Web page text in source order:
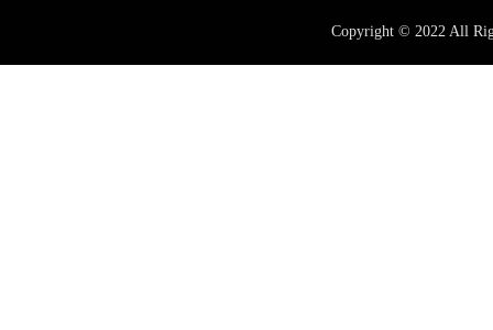
Copyright © 2022 All